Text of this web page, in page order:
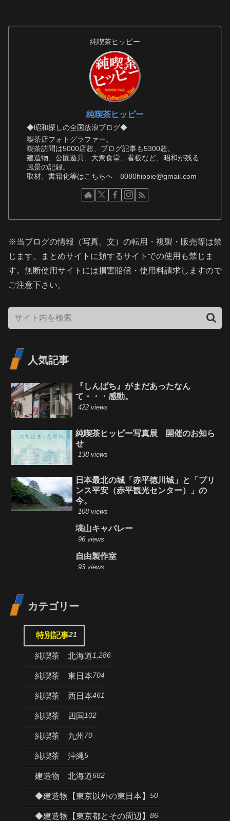
純喫茶ヒッピー
純喫茶ヒッピー
◆昭和探しの全国放浪ブログ◆
喫茶店フォトグラファー。
喫茶訪問は5000店超、ブログ記事も5300超。
建造物、公園遊具、大衆食堂、看板など、昭和が残る
風景の記録。
取材、書籍化等はこちらへ 8080hippie@gmail.com
※当ブログの情報（写真、文）の転用・複製・販売等は禁
じます。まとめサイトに類するサイトでの使用も禁じま
す。無断使用サイトには損害賠償・使用料請求しますので
ご注意下さい。
人気記事
『しんぱち』がまだあったなん
て・・・感動。
422 views
純喫茶ヒッピー写真展 開催のお知ら
せ
138 views
日本最北の城「赤平徳川城」と「プリ
ンス平安（赤平観光センター）」の
今。
108 views
塙山キャバレー
96 views
自由製作室
93 views
カテゴリー
特別記事21
純喫茶 北海道1,286
純喫茶 東日本704
純喫茶 西日本461
純喫茶 四国 102
純喫茶 九州 70
純喫茶 沖縄5
建造物 北海道682
◆建造物【東京以外の東日本】 50
◆建造物【東京都とその周辺】 86